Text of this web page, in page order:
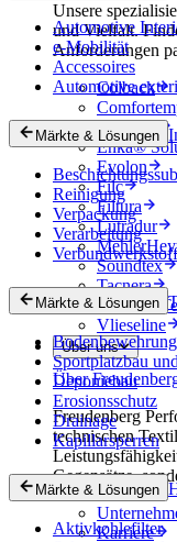
Unsere
und Vielfalt.
Anforderungen
Colback
Dripstop
Enka®
Evolon
Filc
Filtura
Lutradur
Soundtex
Tacnera
Terbond-
Vlieseline
Über uns
Über
Freudenberg
technischen
Gegensätze,
Karriere
Automotive
e-Mobilität
Accessoires
Automotive
Märkte & Lösungen
Reinigung
Verpackung
Verarbeitung
Märkte & Lösungen
Sportplatzbau
Deponiebau
Erosionsschutz
Drainage
Kapillarsperren
Märkte & Lösungen
Aktivkohlefilter